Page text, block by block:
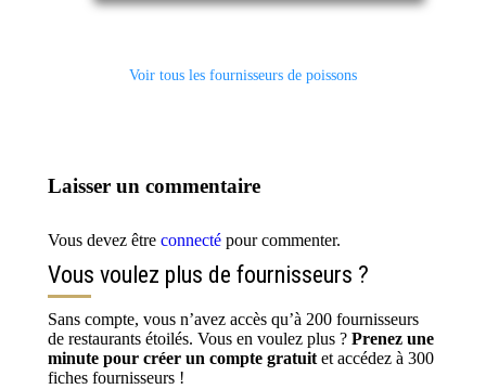
Voir tous les fournisseurs de poissons
Laisser un commentaire
Vous devez être connecté pour commenter.
Vous voulez plus de fournisseurs ?
Sans compte, vous n’avez accès qu’à 200 fournisseurs
de restaurants étoilés. Vous en voulez plus ? Prenez une
minute pour créer un compte gratuit et accédez à 300
fiches fournisseurs !